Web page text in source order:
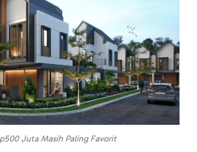
Juta Masih Paling Favorit